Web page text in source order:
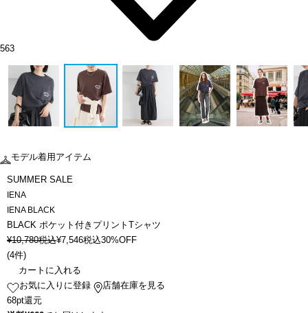
563
モデル着用アイテム
SUMMER SALE
IENA
IENA BLACK
BLACK ポケット付きプリントTシャツ
¥10,780税込¥7,546税込30%OFF
(4件)
カートに入れる
お気に入りに登録
店舗在庫を見る
68pt還元